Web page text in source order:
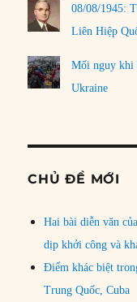
08/08/1945:
Liên Hiệp
Mối nguy khi
Ukraine
CHỦ ĐỀ MỚI
Hai bài diễn văn
dịp khởi công và
Điểm khác biệt
Trung Quốc, Cuba